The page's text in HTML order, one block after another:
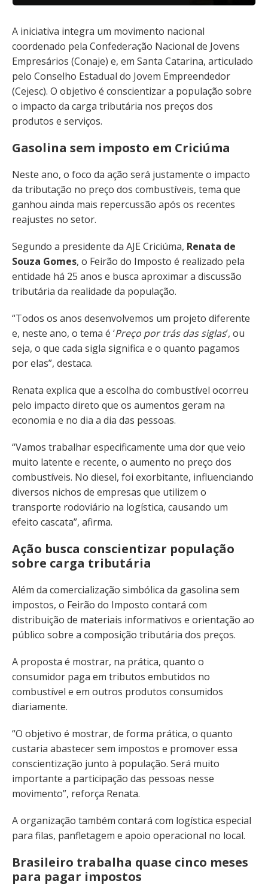
A iniciativa integra um movimento nacional
coordenado pela Confederação Nacional de Jovens
Empresários (Conaje) e, em Santa Catarina, articulado
pelo Conselho Estadual do Jovem Empreendedor
(Cejesc). O objetivo é conscientizar a população sobre
o impacto da carga tributária nos preços dos
produtos e serviços.
Gasolina sem imposto em Criciúma
Neste ano, o foco da ação será justamente o impacto
da tributação no preço dos combustíveis, tema que
ganhou ainda mais repercussão após os recentes
reajustes no setor.
Segundo a presidente da AJE Criciúma, Renata de
Souza Gomes, o Feirão do Imposto é realizado pela
entidade há 25 anos e busca aproximar a discussão
tributária da realidade da população.
“Todos os anos desenvolvemos um projeto diferente
e, neste ano, o tema é ‘Preço por trás das siglas’, ou
seja, o que cada sigla significa e o quanto pagamos
por elas”, destaca.
Renata explica que a escolha do combustível ocorreu
pelo impacto direto que os aumentos geram na
economia e no dia a dia das pessoas.
“Vamos trabalhar especificamente uma dor que veio
muito latente e recente, o aumento no preço dos
combustíveis. No diesel, foi exorbitante, influenciando
diversos nichos de empresas que utilizem o
transporte rodoviário na logística, causando um
efeito cascata”, afirma.
Ação busca conscientizar população
sobre carga tributária
Além da comercialização simbólica da gasolina sem
impostos, o Feirão do Imposto contará com
distribuição de materiais informativos e orientação ao
público sobre a composição tributária dos preços.
A proposta é mostrar, na prática, quanto o
consumidor paga em tributos embutidos no
combustível e em outros produtos consumidos
diariamente.
“O objetivo é mostrar, de forma prática, o quanto
custaria abastecer sem impostos e promover essa
conscientização junto à população. Será muito
importante a participação das pessoas nesse
movimento”, reforça Renata.
A organização também contará com logística especial
para filas, panfletagem e apoio operacional no local.
Brasileiro trabalha quase cinco meses
para pagar impostos